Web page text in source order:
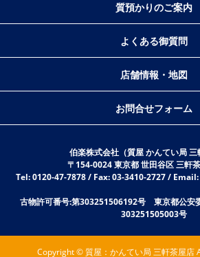
質預かりのご案内
よくある御質問
店舗情報・地図
お問合せフォーム
伯楽株式会社（質屋 かんてい局 三
〒154-0024 東京都 世田谷区 三軒
Tel: 0120-47-7878 / Fax: 03-3410-2727 /
古物許可番号:第303251506192号 東京都公安
303251505003号
Copyright © 質屋：かんてい局 三軒茶屋店